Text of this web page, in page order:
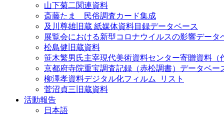
山下菊二関連資料
斎藤たま 民俗調査カード集成
及川尊雄旧蔵 紙媒体資料目録データベース
展覧会における新型コロナウイルスの影響データ
松島健旧蔵資料
笹木繁男氏主宰現代美術資料センター寄贈資料（
京都府寺院重宝調査記録（赤松調書）データベー
柳澤孝資料デジタル化フィルム_リスト
菅沼貞三旧蔵資料
活動報告
日本語